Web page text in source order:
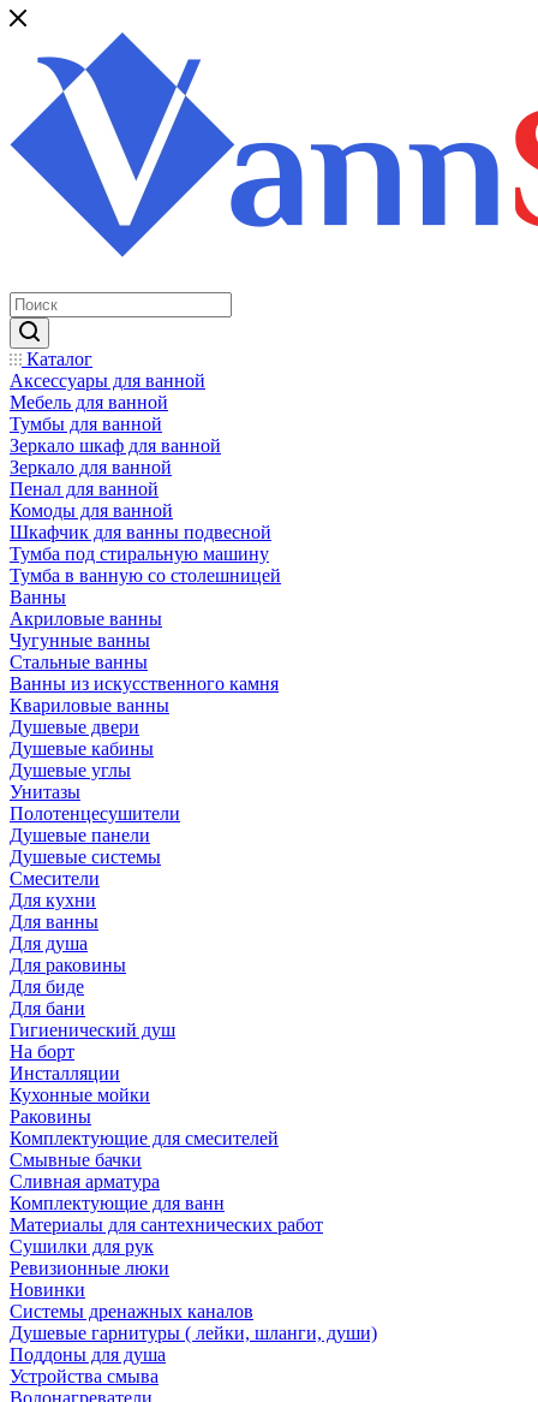
Каталог
Аксессуары для ванной
Мебель для ванной
Тумбы для ванной
Зеркало шкаф для ванной
Зеркало для ванной
Пенал для ванной
Комоды для ванной
Шкафчик для ванны подвесной
Тумба под стиральную машину
Тумба в ванную со столешницей
Ванны
Акриловые ванны
Чугунные ванны
Стальные ванны
Ванны из искусственного камня
Квариловые ванны
Душевые двери
Душевые кабины
Душевые углы
Унитазы
Полотенцесушители
Душевые панели
Душевые системы
Смесители
Для кухни
Для ванны
Для душа
Для раковины
Для биде
Для бани
Гигиенический душ
На борт
Инсталляции
Кухонные мойки
Раковины
Комплектующие для смесителей
Смывные бачки
Сливная арматура
Комплектующие для ванн
Материалы для сантехнических работ
Сушилки для рук
Ревизионные люки
Новинки
Системы дренажных каналов
Душевые гарнитуры ( лейки, шланги, души)
Поддоны для душа
Устройства смыва
Водонагреватели